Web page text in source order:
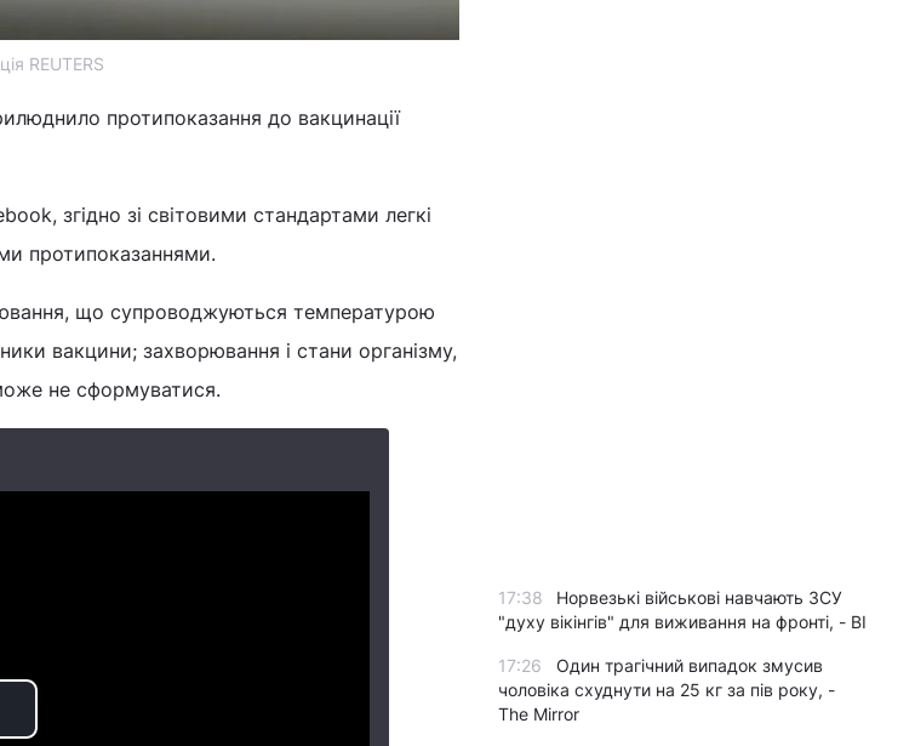
REUTERS
протипоказання до вакцинації
згідно зі світовими стандартами легкі
протипоказаннями.
що супроводжуються температурою
вакцини; захворювання і стани організму,
не сформуватися.
17:38
Норвезькі військові навчають ЗСУ
"духу вікінгів" для виживання на фронті, - BI
17:26
Один трагічний випадок змусив
чоловіка схуднути на 25 кг за пів року, -
The Mirror